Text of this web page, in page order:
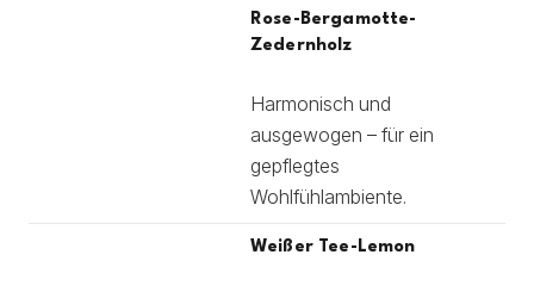
Rose-Bergamotte-
Zedernholz
Harmonisch und
ausgewogen – für ein
gepflegtes
Wohlfühlambiente.
Weißer Tee-Lemon